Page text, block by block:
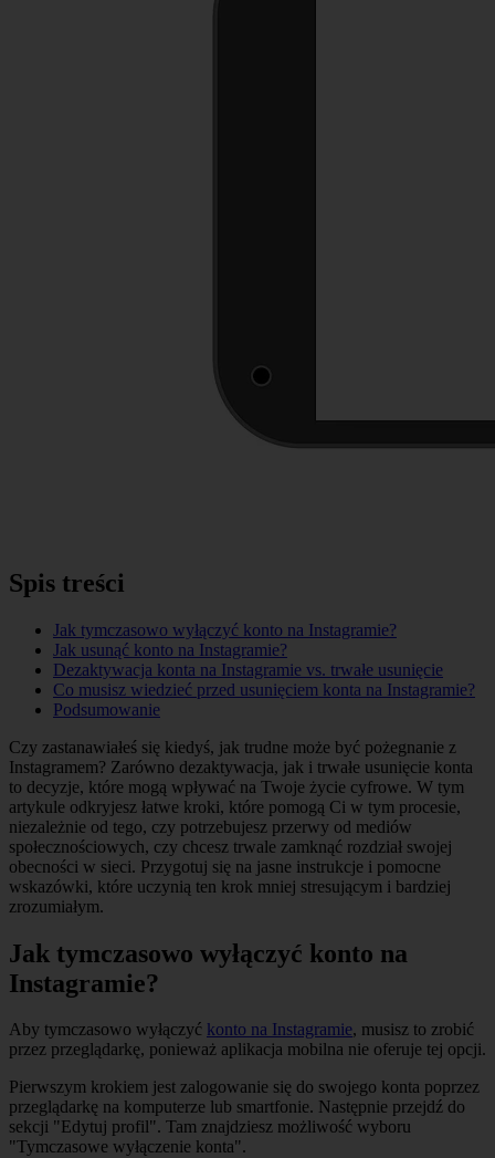
Spis treści
Jak tymczasowo wyłączyć konto na Instagramie?
Jak usunąć konto na Instagramie?
Dezaktywacja konta na Instagramie vs. trwałe usunięcie
Co musisz wiedzieć przed usunięciem konta na Instagramie?
Podsumowanie
Czy zastanawiałeś się kiedyś, jak trudne może być pożegnanie z
Instagramem? Zarówno dezaktywacja, jak i trwałe usunięcie konta
to decyzje, które mogą wpływać na Twoje życie cyfrowe. W tym
artykule odkryjesz łatwe kroki, które pomogą Ci w tym procesie,
niezależnie od tego, czy potrzebujesz przerwy od mediów
społecznościowych, czy chcesz trwale zamknąć rozdział swojej
obecności w sieci. Przygotuj się na jasne instrukcje i pomocne
wskazówki, które uczynią ten krok mniej stresującym i bardziej
zrozumiałym.
Jak tymczasowo wyłączyć konto na
Instagramie?
Aby tymczasowo wyłączyć konto na Instagramie, musisz to zrobić
przez przeglądarkę, ponieważ aplikacja mobilna nie oferuje tej opcji.
Pierwszym krokiem jest zalogowanie się do swojego konta poprzez
przeglądarkę na komputerze lub smartfonie. Następnie przejdź do
sekcji "Edytuj profil". Tam znajdziesz możliwość wyboru
"Tymczasowe wyłączenie konta".